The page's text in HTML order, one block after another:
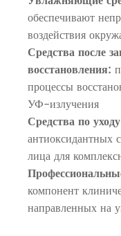
обеспечивают
воздействия
Средства после
восстановления:
процессы
УФ-излучения
Средства по
антиоксидантных
лица для
компонент
направленных на